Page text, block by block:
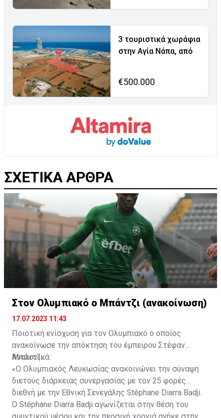
3 τουριστικά χωράφια
στην Αγία Νάπα, από
€500.000
ΣΧΕΤΙΚΑ ΑΡΘΡΑ
Στον Ολυμπιακό ο Μπάντζι (ανακοίνωση)
17.07.2023 11:43
Ποιοτική ενίσχυση για τον Ολυμπιακό ο οποίος
ανακοίνωσε την απόκτηση του έμπειρου Στέφαν
Μπάντζι.
Αναλυτικά:
«Ο Ολυμπιακός Λευκωσίας ανακοινώνει την σύναψη
διετούς διάρκειας συνεργασίας με τον 25 φορές
διεθνή με την Εθνική Σενεγάλης Stéphane Diarra Badji.
Ο Stéphane Diarra Badji αγωνίζεται στην θέση του